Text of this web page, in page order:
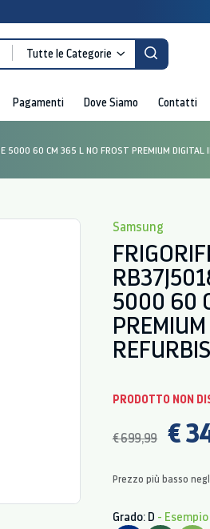
Tutte le Categorie
Pagamenti Dove Siamo Contatti
5000 60 CM 365 L NO FROST PREMIUM DIGITAL
Samsung
5000 60
PRODOTTO NON
€ 699,99 €
Prezzo più basso
Grado: D - Esempio